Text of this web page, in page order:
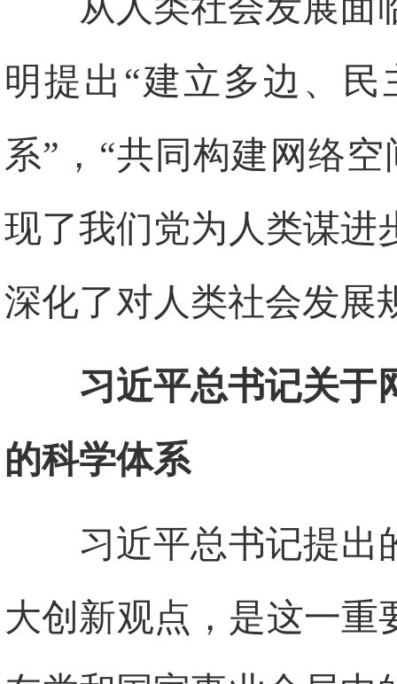
从人类社会发展面
明提出“建立多边、
系”，“共同构建网络
现了我们党为人类谋进
深化了对人类社会发展
习近平总书记关于
的科学体系
习近平总书记提出
大创新观点，是这一重